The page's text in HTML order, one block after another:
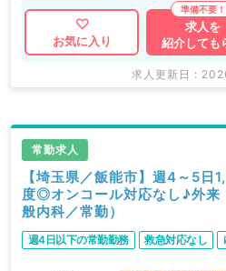
お気に入り
求人を
紹介しても
求人更新日 :
常勤求人
【埼玉県／飯能市】週4～5
度◎オンコール対応なし♪外来
般内科／常勤）
週4日以下の常勤勤務 救急対応なし